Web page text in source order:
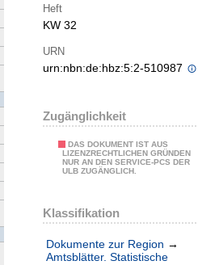
Heft
KW 32
URN
urn:nbn:de:hbz:5:2-510987
Zugänglichkeit
DAS DOKUMENT IST AUS
LIZENZRECHTLICHEN GRÜNDEN
NUR AN DEN SERVICE-PCS DER
ULB ZUGÄNGLICH.
Klassifikation
Dokumente zur Region →
Amtsblätter. Statistische